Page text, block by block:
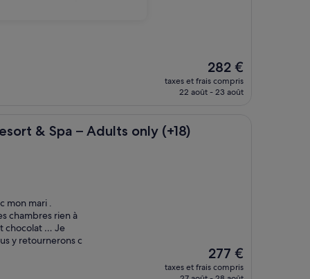
Le
nouveau
prix
282 €
taxes et frais compris
22 août - 23 août
& Spa – Adults only (+18)
– Adults only (+18)
mon mari .
chambres rien à
chocolat … Je
y retournerons c
Le
nouveau
prix
277 €
taxes et frais compris